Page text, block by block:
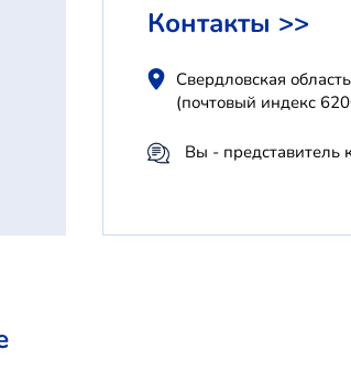
Контакты >>
Свердловская
(почтовый индекс
Вы - представитель